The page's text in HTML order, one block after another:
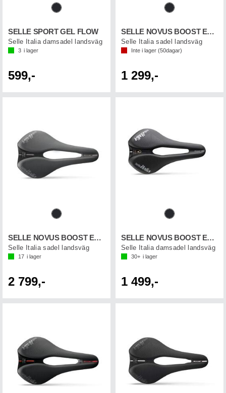
SELLE SPORT GEL FLOW
Selle Italia damsadel landsväg
3 i lager
599,-
SELLE NOVUS BOOST EVO TM SF
Selle Italia sadel landsväg
Inte i lager (50dagar)
1 299,-
SELLE NOVUS BOOST EVO TI316 SF
Selle Italia sadel landsväg
17 i lager
2 799,-
SELLE NOVUS BOOST EVO LADY SF
Selle Italia damsadel landsväg
30+ i lager
1 499,-